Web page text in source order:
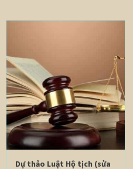
Dự thảo Luật Hộ tịch (sửa